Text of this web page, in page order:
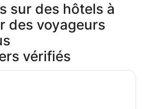
sur des hôtels à
des voyageurs
vérifiés